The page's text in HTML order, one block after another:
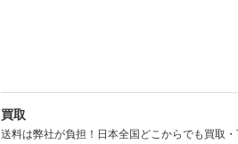
買取
送料は弊社が負担！日本全国どこからでも買取